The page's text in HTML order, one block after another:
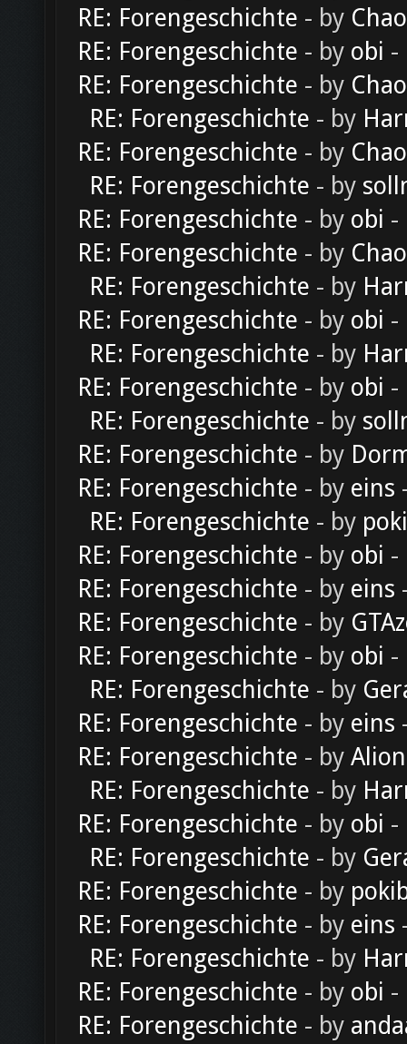
RE: Forengeschichte - by
RE: Forengeschichte - by obi -
RE: Forengeschichte - by
RE: Forengeschichte - by
RE: Forengeschichte - by
RE: Forengeschichte - by
RE: Forengeschichte - by obi -
RE: Forengeschichte - by
RE: Forengeschichte - by
RE: Forengeschichte - by obi -
RE: Forengeschichte - by
RE: Forengeschichte - by obi -
RE: Forengeschichte - by
RE: Forengeschichte - by
RE: Forengeschichte - by eins
RE: Forengeschichte - by
RE: Forengeschichte - by obi -
RE: Forengeschichte - by eins
RE: Forengeschichte - by
RE: Forengeschichte - by obi -
RE: Forengeschichte - by
RE: Forengeschichte - by eins
RE: Forengeschichte - by Alion
RE: Forengeschichte - by
RE: Forengeschichte - by obi -
RE: Forengeschichte - by
RE: Forengeschichte - by
RE: Forengeschichte - by eins
RE: Forengeschichte - by
RE: Forengeschichte - by obi -
RE: Forengeschichte - by